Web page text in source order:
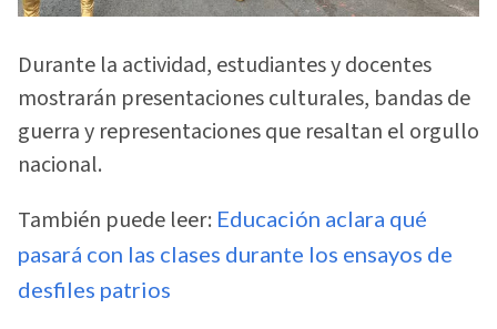
Durante la actividad, estudiantes y docentes
mostrarán presentaciones culturales, bandas de
guerra y representaciones que resaltan el orgullo
nacional.
También puede leer: Educación aclara qué
pasará con las clases durante los ensayos de
desfiles patrios